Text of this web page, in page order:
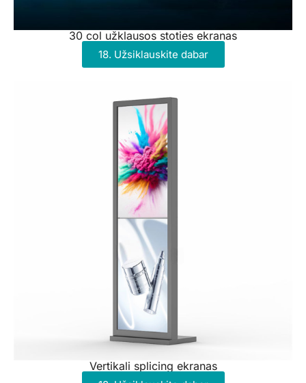
30 col užklausos stoties ekranas
18. Užsiklauskite dabar
Vertikali splicing ekranas